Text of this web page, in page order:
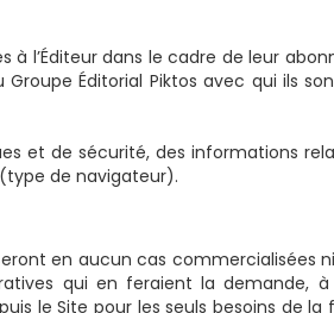
à l’Éditeur dans le cadre de leur
Éditorial Piktos avec qui ils
et de sécurité, des informations
de navigateur).
en aucun cas commercialisées
qui en feraient la demande,
le Site pour les seuls besoins de la